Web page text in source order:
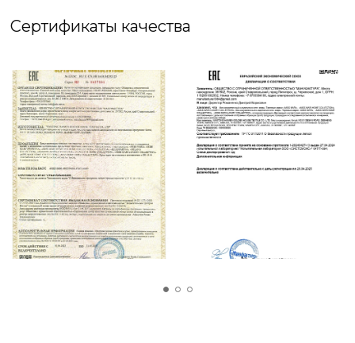
аллергических реакций,удобна и практична,
прослужит отличной защитой для вашего
пледами и другими принадлежностями для
вашей кровати. В ассортименте топовые
расцветка, которые порадуют вас. Однотонные
на волочки можно добавить к любому
комплекту, тем самым разнообразив
его,многообразие цветов не оставит никого
равнодушным.
Сертификаты качества